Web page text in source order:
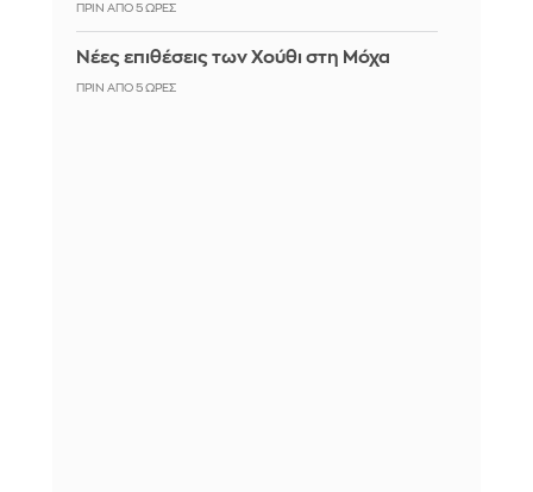
ΠΡΙΝ ΑΠΌ 5 ΏΡΕΣ
Νέες επιθέσεις των Χούθι στη Μόχα
ΠΡΙΝ ΑΠΌ 5 ΏΡΕΣ